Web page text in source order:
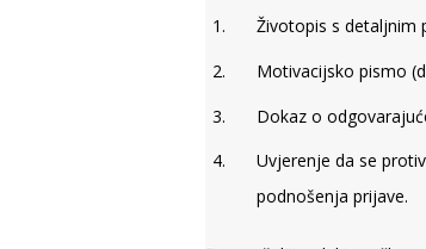
Životopis s detaljnim
Motivacijsko pismo
Dokaz o
Uvjerenje da se
podnošenja prijave.